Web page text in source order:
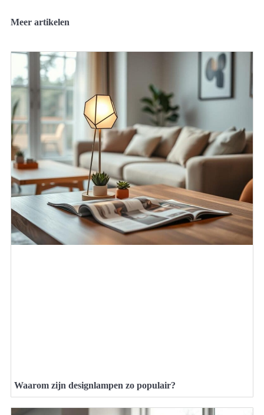
Meer artikelen
Waarom zijn designlampen zo populair?